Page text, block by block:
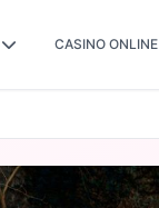
CASINO ONLINE